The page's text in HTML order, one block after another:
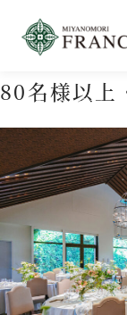
トップ
チャペル
パーティ
TOP プラン
80名様以上